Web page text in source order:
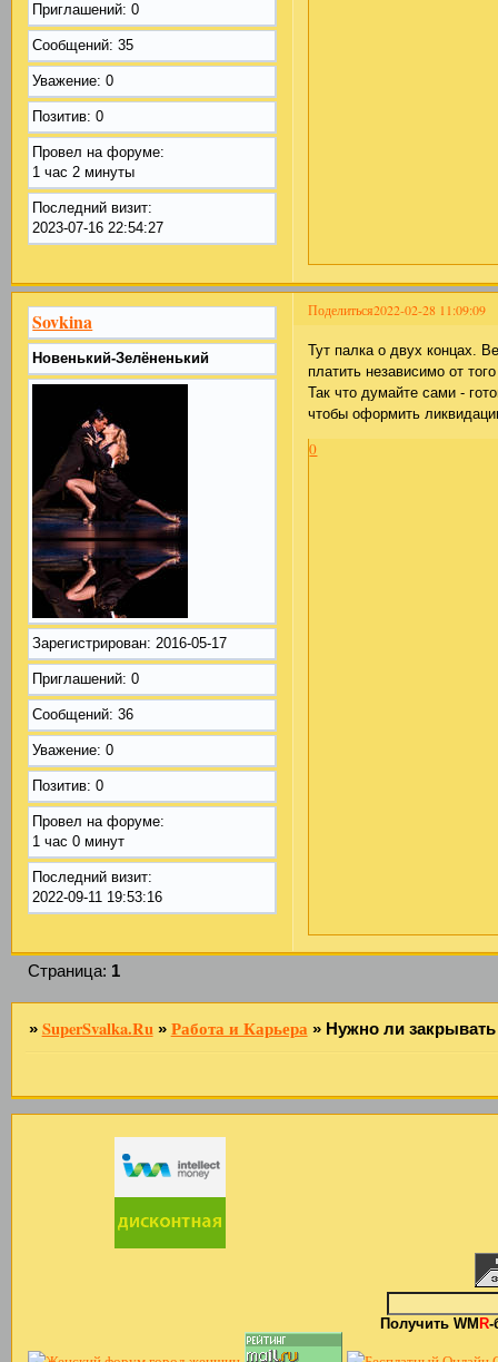
Приглашений: 0
Сообщений: 35
Уважение: 0
Позитив: 0
Провел на форуме:
1 час 2 минуты
Последний визит:
2023-07-16 22:54:27
Поделиться2022-02-28 11:09:09
Sovkina
Новенький-Зелёненький
Зарегистрирован: 2016-05-17
Приглашений: 0
Сообщений: 36
Уважение: 0
Позитив: 0
Провел на форуме:
1 час 0 минут
Последний визит:
2022-09-11 19:53:16
Тут палка о двух концах.
платить независимо от
Так что думайте сами -
чтобы оформить
0
Страница: 1
» SuperSvalka.Ru » Работа и Карьера » Нужно ли
Получить WM R-